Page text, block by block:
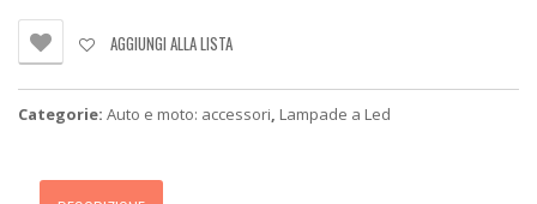
T10
HID
5630
AGGIUNGI ALLA LISTA
Categorie: Auto e moto: accessori, Lampade a Led